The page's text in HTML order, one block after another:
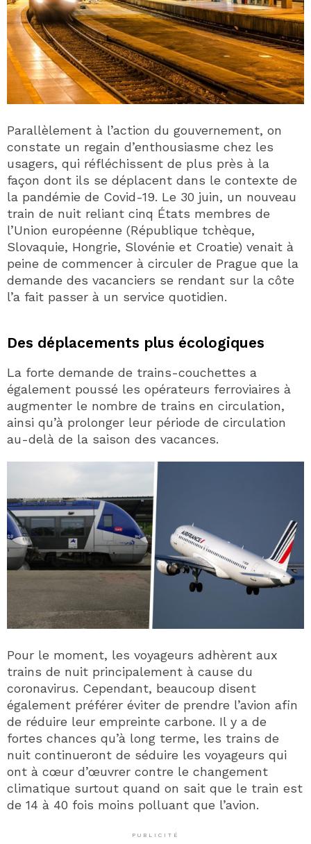
Parallèlement à l’action du gouvernement, on
constate un regain d’enthousiasme chez les
usagers, qui réfléchissent de plus près à la
façon dont ils se déplacent dans le contexte de
la pandémie de Covid-19. Le 30 juin, un nouveau
train de nuit reliant cinq États membres de
l’Union européenne (République tchèque,
Slovaquie, Hongrie, Slovénie et Croatie) venait à
peine de commencer à circuler de Prague que la
demande des vacanciers se rendant sur la côte
l’a fait passer à un service quotidien.
Des déplacements plus écologiques
La forte demande de trains-couchettes a
également poussé les opérateurs ferroviaires à
augmenter le nombre de trains en circulation,
ainsi qu’à prolonger leur période de circulation
au-delà de la saison des vacances.
Pour le moment, les voyageurs adhèrent aux
trains de nuit principalement à cause du
coronavirus. Cependant, beaucoup disent
également préférer éviter de prendre l’avion afin
de réduire leur empreinte carbone. Il y a de
fortes chances qu’à long terme, les trains de
nuit continueront de séduire les voyageurs qui
ont à cœur d’œuvrer contre le changement
climatique surtout quand on sait que le train est
de 14 à 40 fois moins polluant que l’avion.
PUBLICITÉ